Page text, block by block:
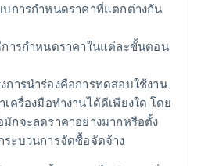
การกำหนดราคาที่แตกต่างกัน
ารกำหนดราคาในแต่ละขั้นตอน
การนำร่องคือการทดสอบใช้งาน
เครื่องมือทำงานได้ดีเพียงใด โดย
กจะลดราคาอย่างมากหรือตั้ง
ระบวนการจัดซื้อจัดจ้าง